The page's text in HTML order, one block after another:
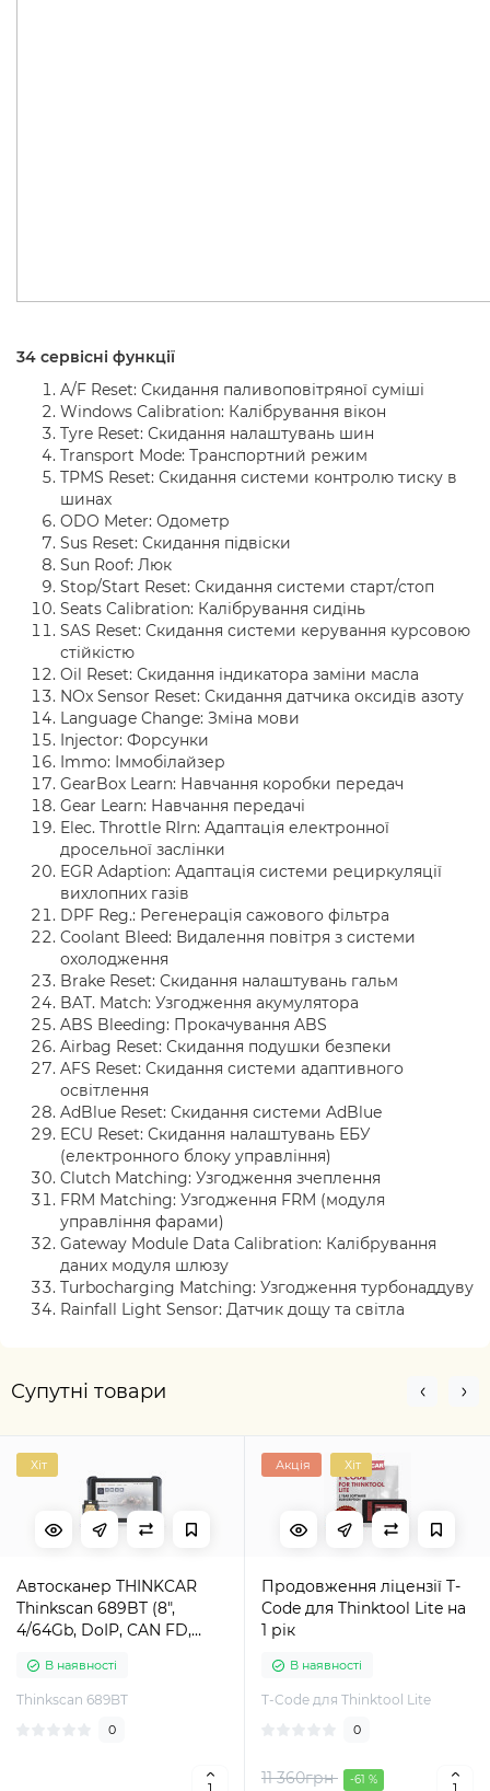
34 сервісні функції
A/F Reset: Скидання паливоповітряної суміші
Windows Calibration: Калібрування вікон
Tyre Reset: Скидання налаштувань шин
Transport Mode: Транспортний режим
TPMS Reset: Скидання системи контролю тиску в
шинах
ODO Meter: Одометр
Sus Reset: Скидання підвіски
Sun Roof: Люк
Stop/Start Reset: Скидання системи старт/стоп
Seats Calibration: Калібрування сидінь
SAS Reset: Скидання системи керування курсовою
стійкістю
Oil Reset: Скидання індикатора заміни масла
NOx Sensor Reset: Скидання датчика оксидів азоту
Language Change: Зміна мови
Injector: Форсунки
Immo: Іммобілайзер
GearBox Learn: Навчання коробки передач
Gear Learn: Навчання передачі
Elec. Throttle RIrn: Адаптація електронної
дросельної заслінки
EGR Adaption: Адаптація системи рециркуляції
вихлопних газів
DPF Reg.: Регенерація сажового фільтра
Coolant Bleed: Видалення повітря з системи
охолодження
Brake Reset: Скидання налаштувань гальм
BAT. Match: Узгодження акумулятора
ABS Bleeding: Прокачування ABS
Airbag Reset: Скидання подушки безпеки
AFS Reset: Скидання системи адаптивного
освітлення
AdBlue Reset: Скидання системи AdBlue
ECU Reset: Скидання налаштувань ЕБУ
(електронного блоку управління)
Clutch Matching: Узгодження зчеплення
FRM Matching: Узгодження FRM (модуля
управління фарами)
Gateway Module Data Calibration: Калібрування
даних модуля шлюзу
Turbocharging Matching: Узгодження турбонаддуву
Rainfall Light Sensor: Датчик дощу та світла
Супутні товари
Хіт
Автосканер THINKCAR
Thinkscan 689BT (8",
4/64Gb, DoIP, CAN FD,
оновлення)
В наявності
Thinkscan 689BT
0
Акція Хіт
Продовження ліцензії T-
Code для Thinktool Lite на
1 рік
В наявності
T-Code для Thinktool Lite
0
11 360грн -61 %